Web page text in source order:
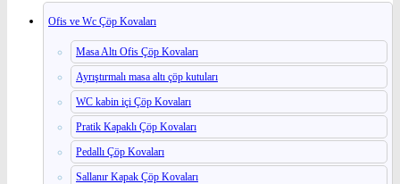
Ofis ve Wc Çöp Kovaları
Masa Altı Ofis Çöp Kovaları
Ayrıştırmalı masa altı çöp kutuları
WC kabin içi Çöp Kovaları
Pratik Kapaklı Çöp Kovaları
Pedallı Çöp Kovaları
Sallanır Kapak Çöp Kovaları